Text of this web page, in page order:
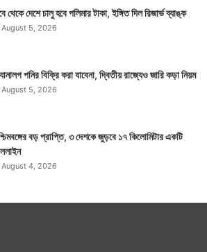
থেকে দেশে চালু হবে পলিমার টাকা, ইঙ্গিত দিল রিজার্ভ ব্যাঙ্ক
August 5, 2026
পনির বিক্রি করা যাবেনা, দ্বিতীয় রাজ্যেও জারি কড়া নিয়ম
August 5, 2026
বড় প্রাপ্তি, ৩ দেশকে জুড়বে ১৭ কিলোমিটার একটি
August 4, 2026